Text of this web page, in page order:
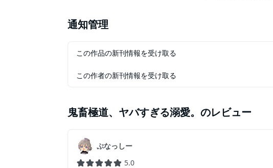
通知管理
この作品の新刊情報を受け取る
この作者の新刊情報を受け取る
鬼畜極道、ヤバすぎる溺愛。 のレビュー
ぷなっしー
5.0